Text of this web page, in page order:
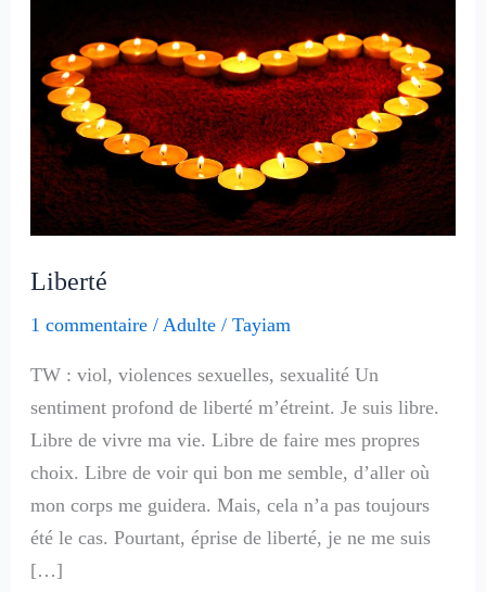
Liberté
1 commentaire / Adulte /Tayiam
TW : viol, violences sexuelles, sexualité Un
sentiment profond de liberté m’étreint. Je suis libre.
Libre de vivre ma vie. Libre de faire mes propres
choix. Libre de voir qui bon me semble, d’aller où
mon corps me guidera. Mais, cela n’a pas toujours
été le cas. Pourtant, éprise de liberté, je ne me suis
[…]